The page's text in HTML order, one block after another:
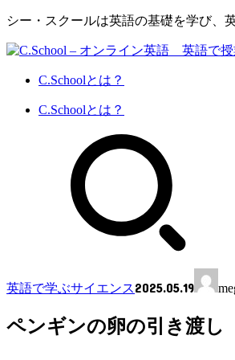
シー・スクールは英語の基礎を学び、
C.Schoolとは？
C.Schoolとは？
英語で学ぶサイエンス2025.05.19
ペンギンの卵の引き渡し